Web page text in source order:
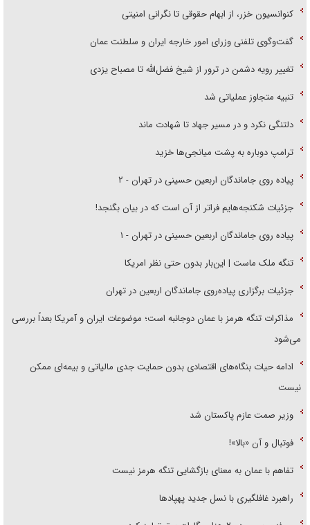
کنوانسیون خزر، از ابهام حقوقی تا نگرانی امنیتی
گفت‌وگوی تلفنی وزرای امور خارجه ایران و سلطنت عمان
تغییر رویه دشمن در ترور از شیخ فضل‌الله تا مصباح یزدی
تنبیه متجاوز عملیاتی شد
دلتنگی نکرد و در مسیر جهاد تا شهادت ماند
ترامپ دوباره به پشت میانجی‌ها خزید
پیاده روی جاماندگان اربعین حسینی در تهران - ۲
جزئیات شکنجه‌هایم فراتر از آن است که در بیان بگنجد!
پیاده روی جاماندگان اربعین حسینی در تهران - ۱
تنگه ملک ماست | این‌بار بدون حتی نظر امریکا
جزئیات برگزاری پیاده‌روی جاماندگان اربعین در تهران
مذاکرات تنگه هرمز با عمان دوجانبه است؛ موضوعات ایران و آمریکا بعداً بررسی
می‌شود
ادامه حیات بنگاه‌های اقتصادی بدون حمایت جدی مالیاتی و بیمه‌ای ممکن
نیست
وزیر صمت عازم پاکستان شد
فوتبال و آن «بالا»!
تفاهم با عمان به معنای بازگشایی تنگه هرمز نیست
راهبرد غافلگیری با نسل جدید پهپاد‌ها